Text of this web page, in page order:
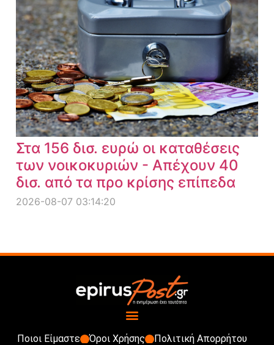
Στα 156 δισ. ευρώ οι καταθέσεις
των νοικοκυριών - Απέχουν 40
δισ. από τα προ κρίσης επίπεδα
2026-08-07 03:14:20
Ποιοι Είμαστε Όροι Χρήσης Πολιτική Απορρήτου